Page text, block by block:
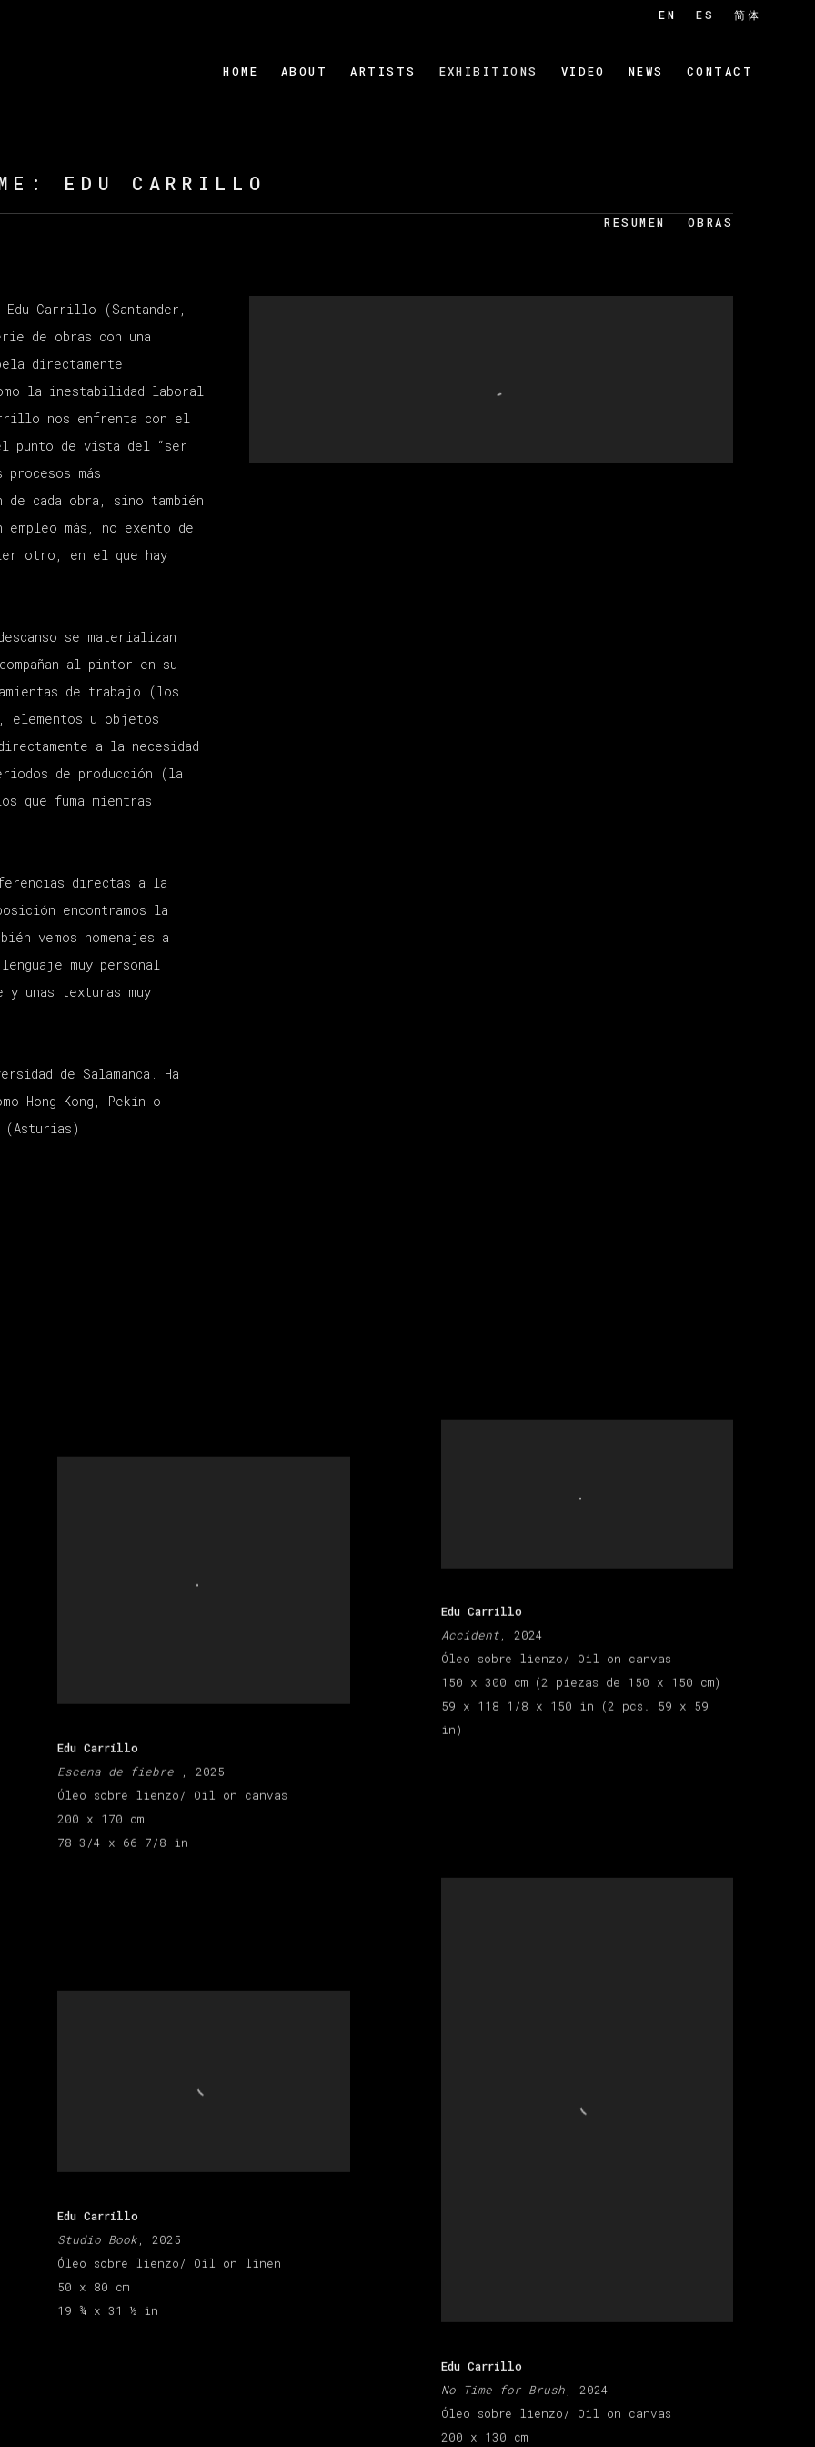
HOME ABOUT ARTISTS EXHIBITIONS VIDEO NEWS CONTACT
EN ES 简体
: EDU CARRILLO
RESUMEN OBRAS
Edu Carrillo (Santander,
de obras con una
directamente
la inestabilidad laboral
nos enfrenta con el
punto de vista del “ser
procesos más
de cada obra
sino también
empleo más, no exento de
otro
en el que hay
se materializan
al pintor en su
de trabajo (los
elementos u objetos
a la necesidad
de producción (la
que fuma mientras
directas a la
encontramos la
vemos homenajes a
muy personal
y unas texturas muy
de Salamanca.
Ha
Hong Kong, Pekín o
(Asturias)
Edu Carrillo
Escena de fiebre
, 2025
Óleo sobre lienzo/ Oil on canvas
200 x 170 cm
78 3/4 x 66 7/8 in
Edu Carrillo
Studio Book , 2025
Óleo sobre lienzo/ Oil on linen
50 x 80 cm
19 ¾ x 31 ½ in
Edu Carrillo
Accident, 2024
Óleo sobre lienzo/ Oil on canvas
150 x 300 cm (2 piezas de 150 x 150 cm)
59 x 118 1/8 x 150 in (2 pcs. 59 x 59
in)
Edu Carrillo
No Time for Brush, 2024
Óleo sobre lienzo/ Oil on canvas
200 x 130 cm